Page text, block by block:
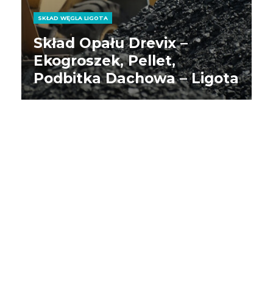
SKŁAD WĘGLA LIGOTA
Skład Opału Drevix –
Ekogroszek, Pellet,
Podbitka Dachowa – Ligota